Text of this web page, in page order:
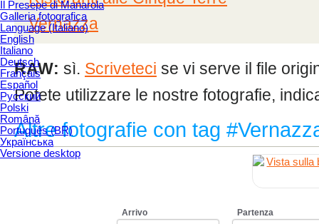
Il Presepe di Manarola
Galleria fotografica
Language (Italiano)
English
Italiano
Deutsch
Français
Español
Русский
Polski
Română
Português (BR)
Українська
Versione desktop
Arrivo Partenza
Vernazza
RAW: sì. Scriveteci se vi serve il file
Potete utilizzare le nostre fotografie,
Altre fotografie con tag